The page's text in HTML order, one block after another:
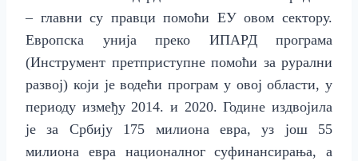
– главни су правци помоћи ЕУ овом сектору.
Европска унија преко ИПАРД програма
(Инструмент претприступне помоћи за рурални
развој) који је водећи програм у овој области, у
периоду између 2014. и 2020. Године издвојила
је за Србију 175 милиона евра,уз још 55
милиона евра националног суфинансирања, а